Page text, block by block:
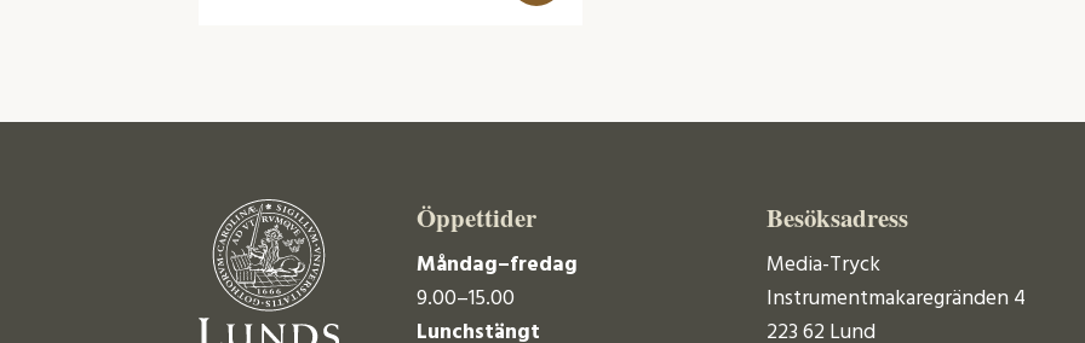
Öppettider
Måndag–fredag
9.00–15.00
Lunchstängt
Besöksadress
Media-Tryck
Instrumentmakaregränden 4
223 62 Lund